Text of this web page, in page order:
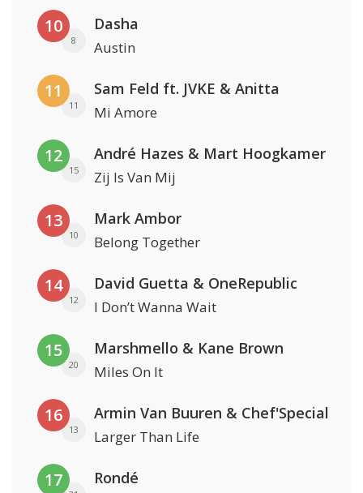
10
8
Dasha
Austin
11
11
Sam Feld ft. JVKE & Anitta
Mi Amore
12
15
André Hazes & Mart Hoogkamer
Zij Is Van Mij
13
10
Mark Ambor
Belong Together
14
12
David Guetta & OneRepublic
I Don’t Wanna Wait
15
20
Marshmello & Kane Brown
Miles On It
16
13
Armin Van Buuren & Chef'Special
Larger Than Life
17 Rondé